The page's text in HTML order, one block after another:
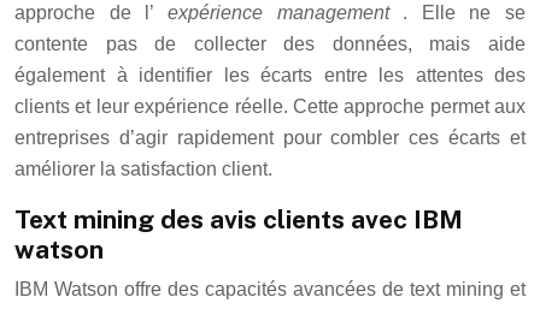
approche de l’ expérience management . Elle ne se
contente pas de collecter des données, mais aide
également à identifier les écarts entre les attentes des
clients et leur expérience réelle. Cette approche permet aux
entreprises d’agir rapidement pour combler ces écarts et
améliorer la satisfaction client.
Text mining des avis clients avec IBM
watson
IBM Watson offre des capacités avancées de text mining et